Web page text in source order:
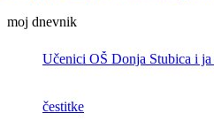
moj dnevnik
čestitke